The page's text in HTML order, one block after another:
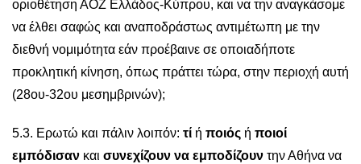
οριοθέτηση ΑΟΖ Ελλάδος-Κύπρου, και να την αναγκάσομε
να έλθει σαφώς και αναποδράστως αντιμέτωπη με την
διεθνή νομιμότητα εάν προέβαινε σε οποιαδήποτε
προκλητική κίνηση, όπως πράττει τώρα, στην περιοχή αυτή
(28ου-32ου μεσημβρινών);
5.3. Ερωτώ και πάλιν λοιπόν: τί ή ποιός ή ποιοί
εμπόδισαν και συνεχίζουν να εμποδίζουν την Αθήνα να